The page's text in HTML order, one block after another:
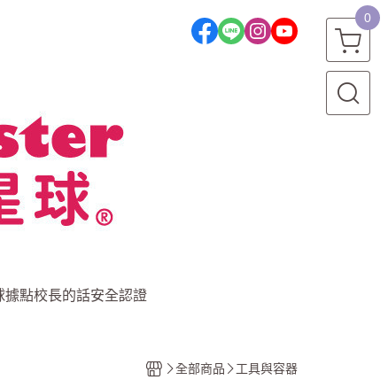
0
據點校長的話安全認證
全部商品 工具與容器